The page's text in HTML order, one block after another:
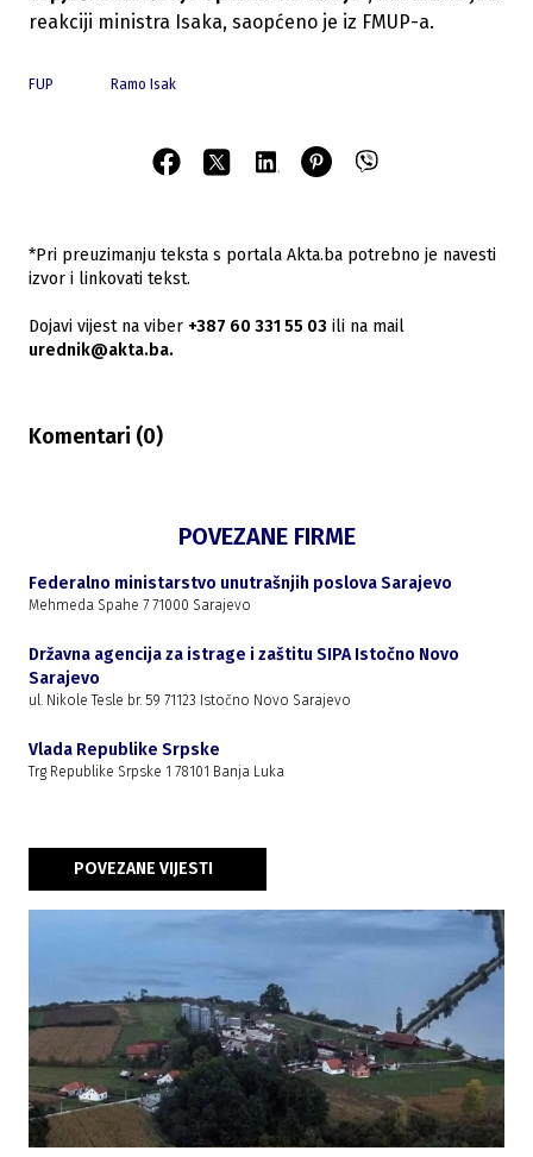
reakciji ministra Isaka, saopćeno je iz FMUP-a.
FUP Ramo Isak
*Pri preuzimanju teksta s portala Akta.ba potrebno je navesti
izvor i linkovati tekst.
Dojavi vijest na viber +387 60 331 55 03 ili na mail
urednik@akta.ba.
Komentari (0)
POVEZANE FIRME
Federalno ministarstvo unutrašnjih poslova Sarajevo
Mehmeda Spahe 7 71000 Sarajevo
Državna agencija za istrage i zaštitu SIPA Istočno Novo
Sarajevo
ul. Nikole Tesle br. 59 71123 Istočno Novo Sarajevo
Vlada Republike Srpske
Trg Republike Srpske 1 78101 Banja Luka
POVEZANE VIJESTI